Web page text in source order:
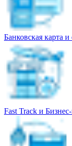
Банковская карта и
Fast Track и Бизнес-